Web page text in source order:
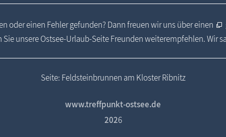
oder einen Fehler gefunden? Dann freuen wir uns über einen
Sie unsere Ostsee-Urlaub-Seite Freunden weiterempfehlen. Wir
Seite: Feldsteinbrunnen am Kloster Ribnitz
www.treffpunkt-ostsee.de
2026